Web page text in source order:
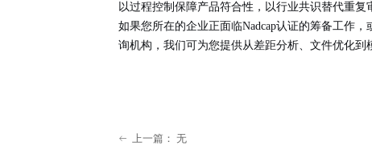
以过程控制保障产品符合性，以行业共识替代重复
如果您所在的企业正面临Nadcap认证的筹备工作
询机构，我们可为您提供从差距分析、文件优化到
ꂃ 上一篇： 无